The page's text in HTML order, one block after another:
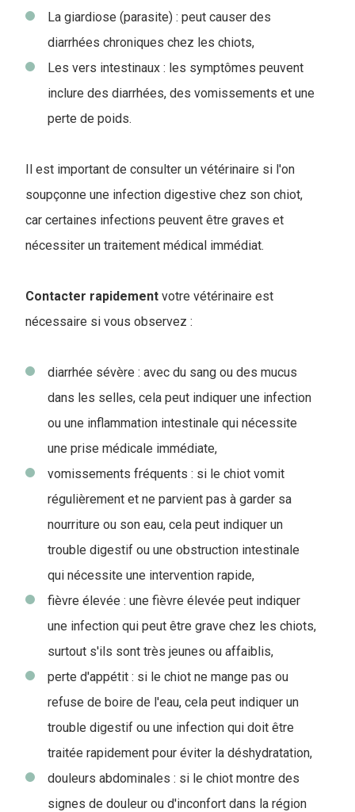
La giardiose (parasite) : peut causer des
diarrhées chroniques chez les chiots,
Les vers intestinaux : les symptômes peuvent
inclure des diarrhées, des vomissements et une
perte de poids.
Il est important de consulter un vétérinaire si l'on
soupçonne une infection digestive chez son chiot,
car certaines infections peuvent être graves et
nécessiter un traitement médical immédiat.
Contacter rapidement votre vétérinaire est
nécessaire si vous observez :
diarrhée sévère : avec du sang ou des mucus
dans les selles, cela peut indiquer une infection
ou une inflammation intestinale qui nécessite
une prise médicale immédiate,
vomissements fréquents : si le chiot vomit
régulièrement et ne parvient pas à garder sa
nourriture ou son eau, cela peut indiquer un
trouble digestif ou une obstruction intestinale
qui nécessite une intervention rapide,
fièvre élevée : une fièvre élevée peut indiquer
une infection qui peut être grave chez les chiots,
surtout s'ils sont très jeunes ou affaiblis,
perte d'appétit : si le chiot ne mange pas ou
refuse de boire de l'eau, cela peut indiquer un
trouble digestif ou une infection qui doit être
traitée rapidement pour éviter la déshydratation,
douleurs abdominales : si le chiot montre des
signes de douleur ou d'inconfort dans la région